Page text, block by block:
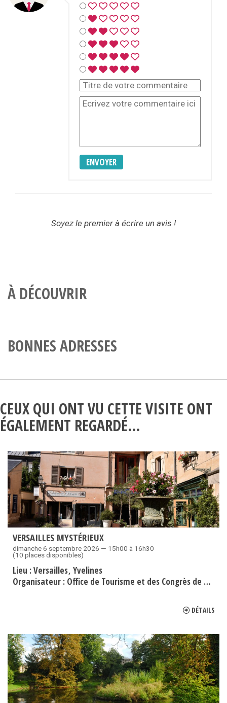
ENVOYER
Soyez le premier à écrire un avis !
À DÉCOUVRIR
BONNES ADRESSES
CEUX QUI ONT VU CETTE VISITE ONT
ÉGALEMENT REGARDÉ…
VERSAILLES MYSTÉRIEUX
dimanche 6 septembre 2026 — 15h00 à 16h30
(10 places disponibles)
Lieu :Versailles Yvelines
Organisateur : Office de Tourisme et des Congrès de Versailles Grand Parc
DÉTAILS